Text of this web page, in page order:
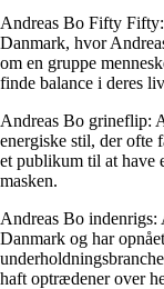
Andreas Bo Fifty
Danmark, hvor
om en gruppe
finde balance i deres
Andreas Bo grineflip:
energiske stil, der ofte
et publikum til at have
masken.
Andreas Bo indenrigs:
Danmark og har
haft optrædener over